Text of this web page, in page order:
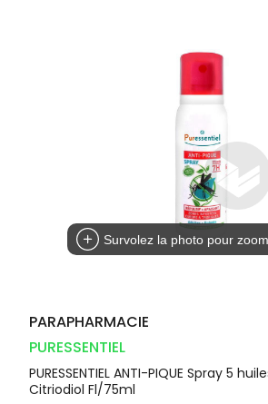
Survolez la photo pour
PARAPHARMACIE
PURESSENTIEL
PURESSENTIEL ANTI-PIQUE Spray 5
Citriodiol Fl/75ml